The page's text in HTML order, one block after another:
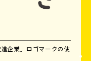
企業」ロゴマークの使